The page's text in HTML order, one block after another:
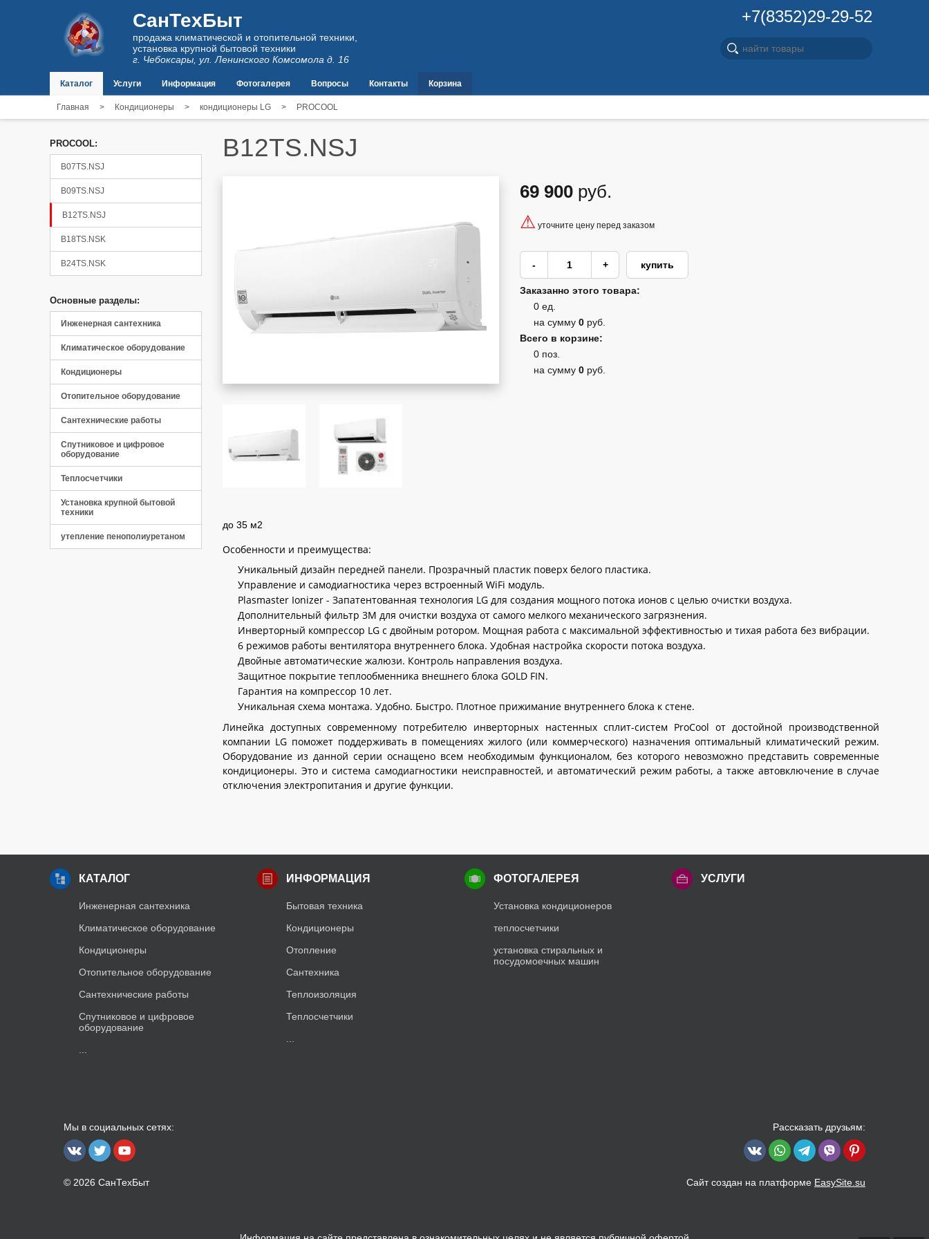
СанТехБыт
продажа климатической и отопительной техники,
установка крупной бытовой техники
г. Чебоксары, ул. Ленинского Комсомола д. 16
+7(8352)29-29-52
Каталог Услуги Информация Фотогалерея Вопросы Контакты Корзина
Главная > Кондиционеры > кондиционеры LG > PROCOOL
B12TS.NSJ
69 900 руб.
⚠ уточните цену перед заказом
Заказанно этого товара:
0 ед.
на сумму 0 руб.
Всего в корзине:
0 поз.
на сумму 0 руб.
до 35 м2
Особенности и преимущества:
Уникальный дизайн передней панели. Прозрачный пластик поверх белого пластика.
Управление и самодиагностика через встроенный WiFi модуль.
Plasmaster Ionizer - Запатентованная технология LG для создания мощного потока ионов с целью очистки воздуха.
Дополнительный фильтр 3M для очистки воздуха от самого мелкого механического загрязнения.
Инверторный компрессор LG с двойным ротором. Мощная работа с максимальной эффективностью и тихая работа без вибрации.
6 режимов работы вентилятора внутреннего блока. Удобная настройка скорости потока воздуха.
Двойные автоматические жалюзи. Контроль направления воздуха.
Защитное покрытие теплообменника внешнего блока GOLD FIN.
Гарантия на компрессор 10 лет.
Уникальная схема монтажа. Удобно. Быстро. Плотное прижимание внутреннего блока к стене.
Линейка доступных современному потребителю инверторных настенных сплит-систем ProCool от достойной производственной
компании LG поможет поддерживать в помещениях жилого (или коммерческого) назначения оптимальный климатический режим.
Оборудование из данной серии оснащено всем необходимым функционалом, без которого невозможно представить современные
кондиционеры. Это и система самодиагностики неисправностей, и автоматический режим работы, а также автовключение в случае
отключения электропитания и другие функции.
PROCOOL:
B07TS.NSJ
B09TS.NSJ
B12TS.NSJ
B18TS.NSK
B24TS.NSK
Основные разделы:
Инженерная сантехника
Климатическое оборудование
Кондиционеры
Отопительное оборудование
Сантехнические работы
Спутниковое и цифровое
оборудование
Теплосчетчики
Установка крупной бытовой
техники
утепление пенополиуретаном
КАТАЛОГ
Инженерная сантехника
Климатическое оборудование
Кондиционеры
Отопительное оборудование
Сантехнические работы
Спутниковое и цифровое
оборудование
ИНФОРМАЦИЯ
Бытовая техника
Кондиционеры
Отопление
Сантехника
Теплоизоляция
Теплосчетчики
ФОТОГАЛЕРЕЯ
Установка кондиционеров
теплосчетчики
установка стиральных и
посудомоечных машин
УСЛУГИ
Мы в социальных сетях: Рассказать друзьям:
© 2026 СанТехБыт Сайт создан на платформе EasySite.su